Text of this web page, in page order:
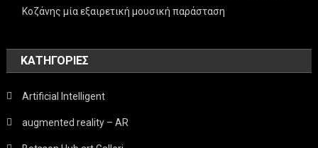
Κοζάνης μία εξαιρετική μουσική παράσταση
KΑΤΗΓΟΡΊΕΣ
Artificial Intelligent
augmented reality – AR